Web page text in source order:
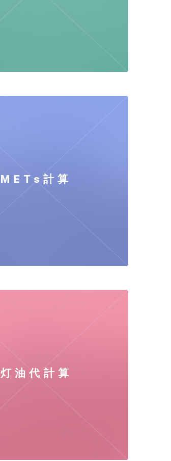
METs計算
灯油代計算